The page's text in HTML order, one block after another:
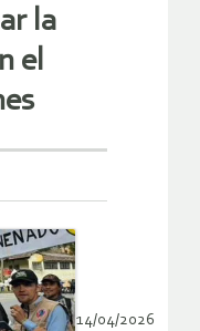
la
el
14/04/2026